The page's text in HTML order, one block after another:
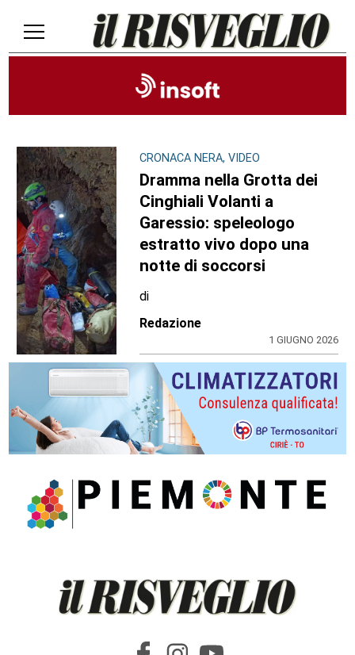
CRONACA NERA, VIDEO
Dramma nella Grotta dei
Cinghiali Volanti a
Garessio: speleologo
estratto vivo dopo una
notte di soccorsi
di
Redazione
1 GIUGNO 2026